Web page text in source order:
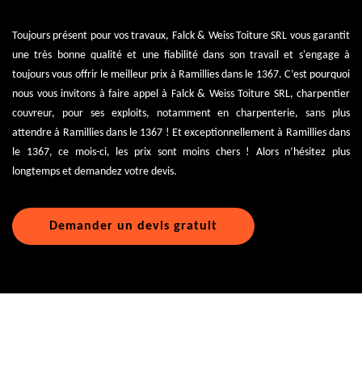
Toujours présent pour vos travaux, Falck & Weiss Toiture SRL vous garantit
une très bonne qualité et une fiabilité dans son travail et s'engage à
toujours vous offrir le meilleur prix à Ramillies dans le 1367. C’est pourquoi
nous vous invitons à faire appel à Falck & Weiss Toiture SRL, charpentier
couvreur, pour ses exploits, notamment en charpenterie, sans plus
attendre à Ramillies dans le 1367 ! Et exceptionnellement à Ramillies dans
le 1367, ce mois-ci, les prix sont moins chers ! Alors n’hésitez plus
longtemps et demandez votre devis.
Demander un devis gratuit